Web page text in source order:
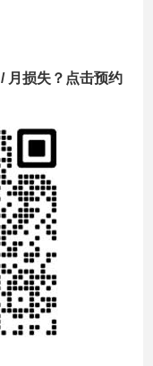
月损失？点击预约